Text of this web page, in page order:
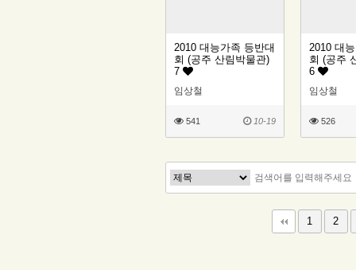
2010 대능가족 등반대
회 (공주 산림박물관)
7
임상철
10-19
541
2010 대
회 (공주
6
임상철
526
1 2